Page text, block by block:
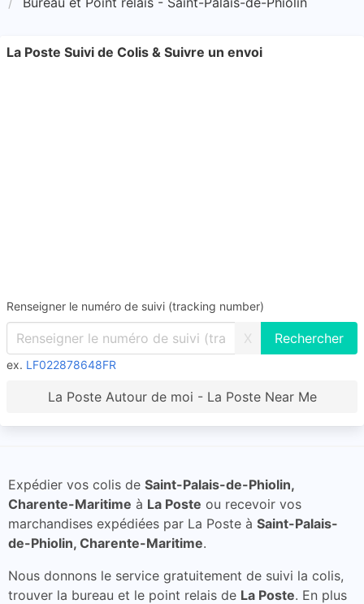
La Poste Suivi de Colis & Suivre un envoi
Renseigner le numéro de suivi (tracking number)
X
ex. LF022878648FR
La Poste Autour de moi - La Poste Near Me
Expédier vos colis de Saint-Palais-de-Phiolin,
Charente-Maritime à La Poste ou recevoir vos
marchandises expédiées par La Poste à Saint-Palais-
de-Phiolin, Charente-Maritime.
Nous donnons le service gratuitement de suivi la colis,
trouver la bureau et le point relais de La Poste. En plus